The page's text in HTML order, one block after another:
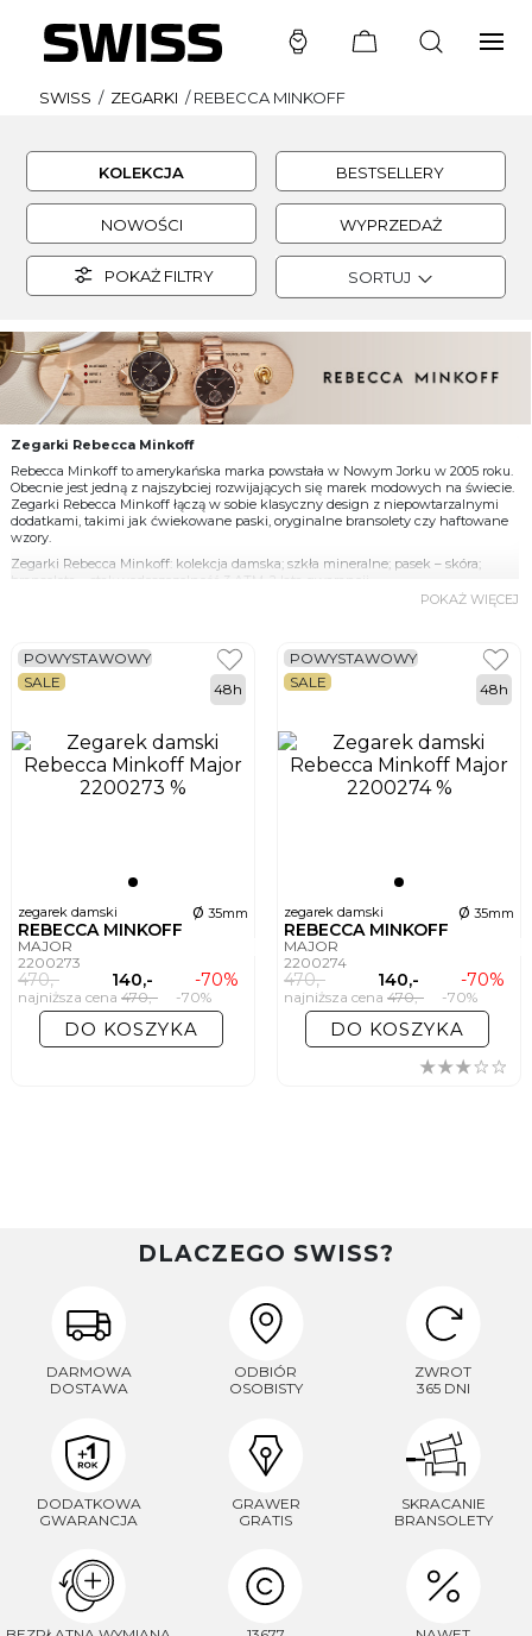
SWISS / ZEGARKI /REBECCA MINKOFF
KOLEKCJA BESTSELLERY
NOWOŚCI WYPRZEDAŻ
POKAŻ FILTRY SORTUJ
Zegarki Rebecca Minkoff
Rebecca Minkoff to amerykańska marka powstała w Nowym Jorku w 2005 roku.
Obecnie jest jedną z najszybciej rozwijających się marek modowych na świecie.
Zegarki Rebecca Minkoff łączą w sobie klasyczny design z niepowtarzalnymi
dodatkami, takimi jak ćwiekowane paski, oryginalne bransolety czy haftowane
wzory.
Zegarki Rebecca Minkoff: kolekcja damska; szkła mineralne; pasek – skóra;
bransoleta – stal; wodoszczelność 3 ATM, 2 lata gwarancji.
POKAŻ WIĘCEJ
zegarek damski ø 35mm
REBECCA MINKOFF
MAJOR
2200273
470,- 140,- -70%
najniższa cena 470,- -70%
POWYSTAWOWY
SALE
48h
DO KOSZYKA
zegarek damski ø 35mm
REBECCA MINKOFF
MAJOR
2200274
470,- 140,- -70%
najniższa cena 470,- -70%
POWYSTAWOWY
SALE
48h
DO KOSZYKA
DLACZEGO SWISS?
DARMOWA
DOSTAWA
ODBIÓR
OSOBISTY
ZWROT
365 DNI
DODATKOWA
GWARANCJA
GRAWER
GRATIS
SKRACANIE
BRANSOLETY
ZAPISZ SIĘ DO NEWSLETTERA
Czekają na Ciebie...
-5% na smartwache